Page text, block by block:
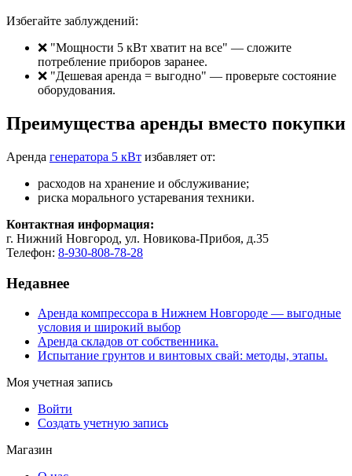
Избегайте заблуждений:
❌ "Мощности 5 кВт хватит на все" — сложите
потребление приборов заранее.
❌ "Дешевая аренда = выгодно" — проверьте состояние
оборудования.
Преимущества аренды вместо покупки
Аренда генератора 5 кВт избавляет от:
расходов на хранение и обслуживание;
риска морального устаревания техники.
Контактная информация:
г. Нижний Новгород, ул. Новикова-Прибоя, д.35
Телефон: 8-930-808-78-28
Недавнее
Аренда компрессора в Нижнем Новгороде — выгодные
условия и широкий выбор
Аренда складов от собственника.
Испытание грунтов и винтовых свай: методы, этапы.
Моя учетная запись
Войти
Создать учетную запись
Магазин